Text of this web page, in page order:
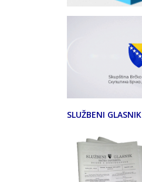
SLUŽBENI GLASNIK